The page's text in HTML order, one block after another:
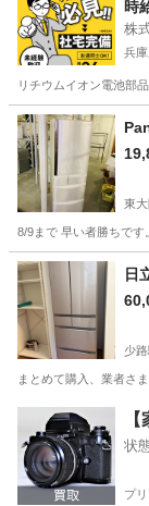
時
株
兵
リチウムイオン電池部
兵庫 南あわじ市
東
8/9まで 早い者勝ちです。
大阪 東大阪市
日
少
まとめて購入、業者さ
豊中市
状
プ